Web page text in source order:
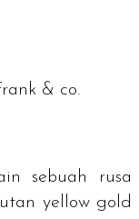
& co.
sebuah rusa
yellow gold